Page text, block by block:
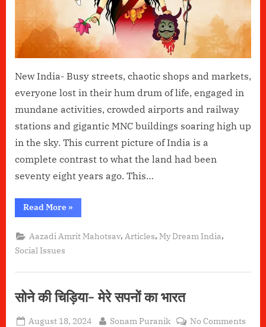
New India- Busy streets, chaotic shops and markets,
everyone lost in their hum drum of life, engaged in
mundane activities, crowded airports and railway
stations and gigantic MNC buildings soaring high up
in the sky. This current picture of India is a
complete contrast to what the land had been
seventy eight years ago. This…
Read More“Jago
Durga”
»
Aazadi Amrit Mahotsav, Articles,My Dream India,
Social Issues
सोने की चिड़िया- मेरे सपनों का भारत
Posted
August 18, 2024 By
Sonam Puranik No Commentson